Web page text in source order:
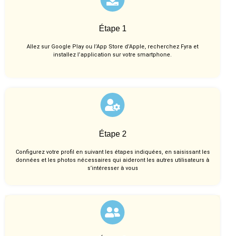
Étape 1
Allez sur Google Play ou l’App Store d’Apple, recherchez Fyra et
installez l’application sur votre smartphone.
Étape 2
Configurez votre profil en suivant les étapes indiquées, en saisissant les
données et les photos nécessaires qui aideront les autres utilisateurs à
s’intéresser à vous